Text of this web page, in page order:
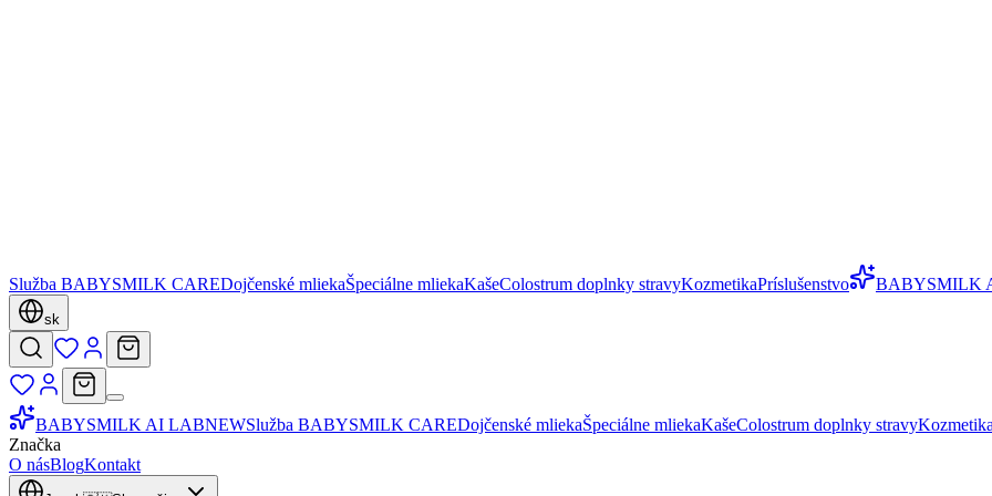
Služba BABYSMILK CAREDojčenské mliekaŠpeciálne mliekaKašeColostrum doplnky stravyKozmetikaPríslušenstvo BABYSMILK
sk
BABYSMILK AI LABNEWSlužba BABYSMILK CAREDojčenské mliekaŠpeciálne mliekaKašeColostrum doplnky stravyKozmetika
Značka
O násBlogKontakt